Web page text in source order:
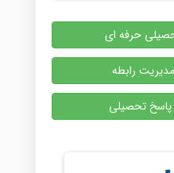
حرفه ای
رابطه
تحصیلی